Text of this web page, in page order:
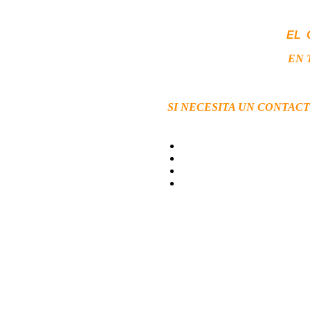
EL
EN
SI NECESITA UN